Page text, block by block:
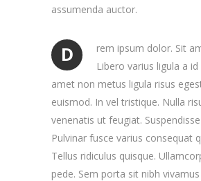
assumenda auctor.
D
rem ipsum dolor. Sit
Libero varius ligula a
amet non metus ligula risus
euismod. In vel tristique. Nulla
venenatis ut feugiat.
Pulvinar fusce varius consequat
Tellus ridiculus quisque.
pede. Sem porta sit nibh